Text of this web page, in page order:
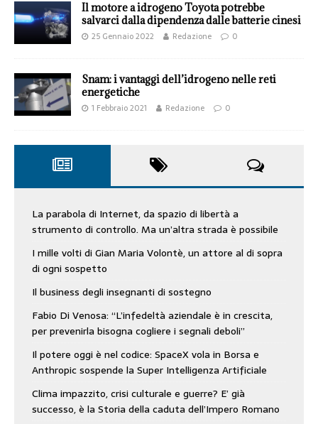
Il motore a idrogeno Toyota potrebbe
salvarci dalla dipendenza dalle batterie cinesi
25 Gennaio 2022 Redazione 0
Snam: i vantaggi dell’idrogeno nelle reti
energetiche
1 Febbraio 2021 Redazione 0
La parabola di Internet, da spazio di libertà a
strumento di controllo. Ma un’altra strada è possibile
I mille volti di Gian Maria Volontè, un attore al di sopra
di ogni sospetto
Il business degli insegnanti di sostegno
Fabio Di Venosa: “L’infedeltà aziendale è in crescita,
per prevenirla bisogna cogliere i segnali deboli”
Il potere oggi è nel codice: SpaceX vola in Borsa e
Anthropic sospende la Super Intelligenza Artificiale
Clima impazzito, crisi culturale e guerre? E’ già
successo, è la Storia della caduta dell’Impero Romano